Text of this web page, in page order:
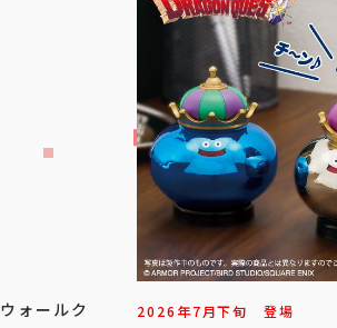
ォールク
2026年7月下旬 登場